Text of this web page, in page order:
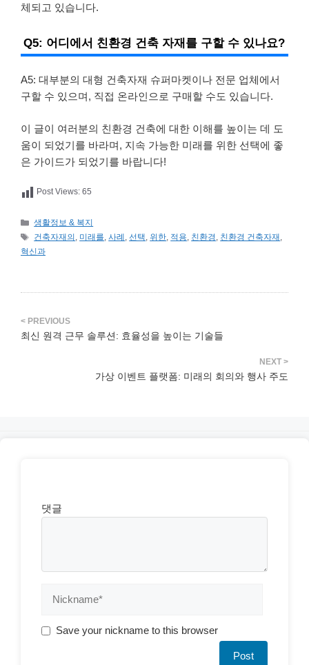
체되고 있습니다.
Q5: 어디에서 친환경 건축 자재를 구할 수 있나요?
A5: 대부분의 대형 건축자재 슈퍼마켓이나 전문 업체에서
구할 수 있으며, 직접 온라인으로 구매할 수도 있습니다.
이 글이 여러분의 친환경 건축에 대한 이해를 높이는 데 도
움이 되었기를 바라며, 지속 가능한 미래를 위한 선택에 좋
은 가이드가 되었기를 바랍니다!
Post Views: 65
카
테
고
리
생활정보 & 복지
태
그
건축자재의 , 미래를,사례 ,선택,위한, 적용, 친환경, 친환경 건축자재 ,
혁신과
최신 원격 근무 솔루션: 효율성을 높이는 기술들
가상 이벤트 플랫폼: 미래의 회의와 행사 주도
댓글
Save your nickname to this browser